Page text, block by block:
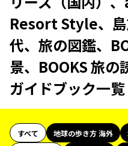
Resort Style、
代、旅の図鑑、
景、BOOKS 旅
ガイドブック一覧
すべて 地球の歩き方 海外